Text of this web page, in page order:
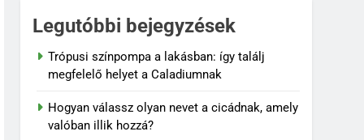
Legutóbbi bejegyzések
Trópusi színpompa a lakásban: így találj
megfelelő helyet a Caladiumnak
Hogyan válassz olyan nevet a cicádnak, amely
valóban illik hozzá?
6
Karbamid a
kozmetikumokban:
Hatásmechanizmus,
felhasználási tippek
OTTHON
7
Kevés gondozást igénylő